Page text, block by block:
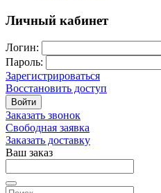
Личный кабинет
Логин:
Пароль:
Зарегистрироваться
Восстановить доступ
Войти
Заказать звонок
Свободная заявка
Заказать доставку
Ваш заказ